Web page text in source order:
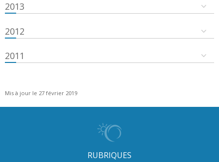
2013
2012
2011
Mis à jour le 27 février 2019
RUBRIQUES